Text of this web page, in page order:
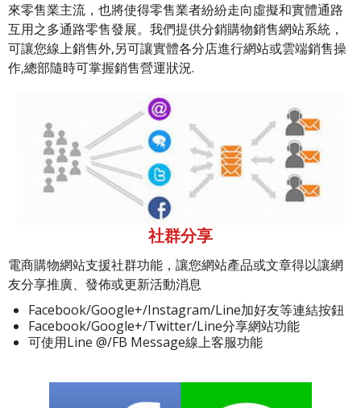
來零售業主流，也將使得零售業者紛紛走向虛擬和實體通路
互用之多通路零售發展。我們提供分銷購物銷售網站系統，
可讓您線上銷售外,另可讓實體各分店進行網站或雲端銷售操
作,總部隨時可掌握銷售營運狀況.
社群分享
電商購物網站支援社群功能，讓您網站產品或文章得以讓網
友分享推廣、發佈或更新活動消息
Facebook/Google+/Instagram/Line加好友等連結按鈕
Facebook/Google+/Twitter/Line分享網站功能
可使用Line @/FB Message線上客服功能